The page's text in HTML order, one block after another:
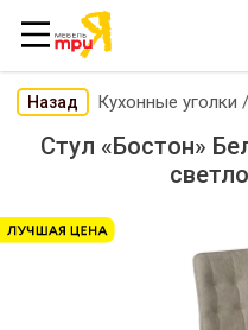
Назад Кухонные уголки /
Стул «Бостон»